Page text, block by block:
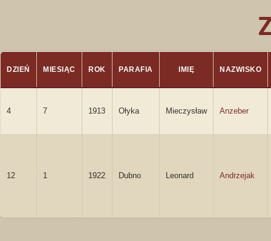
DZIEŃ MIESIĄC ROK PARAFIA IMIĘ NAZWISKO
4 7 1913 Ołyka Mieczysław Anzeber
12 1 1922 Dubno Leonard Andrzejak